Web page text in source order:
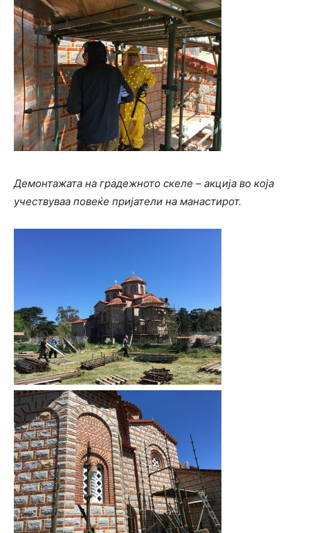
Демонтажата на градежното скеле – акција во која
учествуваа повеќе пријатели на манастирот.